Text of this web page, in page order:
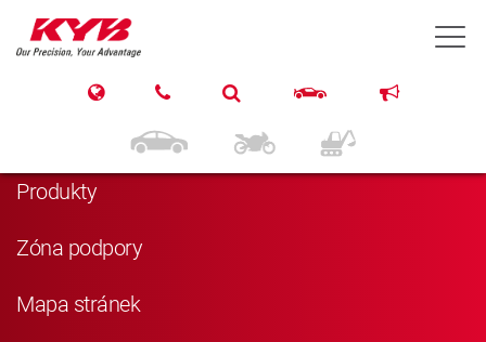
Navigace
Produkty
Zóna podpory
Mapa stránek